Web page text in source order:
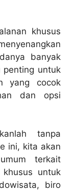
khusus
banyak
penting untuk
yang cocok
dan opsi
tanpa
ini, kita akan
terkait
khusus untuk
biro